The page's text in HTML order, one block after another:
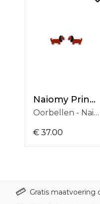
Naiomy Princess
Oorbellen - Naiomy Princess Oorbellen Zilver Wit *PB117
€ 37.00
Gratis maatvoering